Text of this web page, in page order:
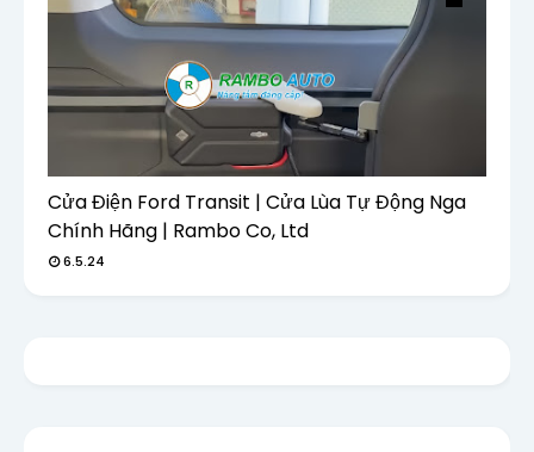
Cửa Điện Ford Transit | Cửa Lùa Tự Động Nga
Chính Hãng | Rambo Co, Ltd
6.5.24